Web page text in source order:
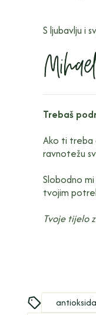
S ljubavlju i
Trebaš
Ako ti treba
ravnotežu
Slobodno
tvojim
Tvoje tijelo